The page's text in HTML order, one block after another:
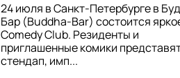
24 июля в Санкт-Петербурге в
Бар (Buddha-Bar) состоится
Comedy Club. Резиденты и
приглашенные комики
стендап, имп...